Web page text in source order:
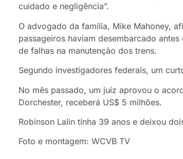
cuidado e negligência”.
O advogado da família, Mike Mahoney,
passageiros haviam desembarcado
de falhas na manutenção dos trens.
Segundo investigadores federais, um
No mês passado, um juiz aprovou o
Dorchester, receberá US$ 5 milhões.
Robinson Lalin tinha 39 anos e deixou
Foto e montagem: WCVB TV